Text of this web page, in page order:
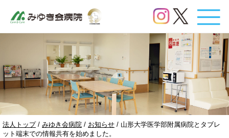
現
在
法人トップ/ みゆき会病院 / お知らせ / 山形大学医学部附属病院とタブレ
ット端末での情報共有を始めました。